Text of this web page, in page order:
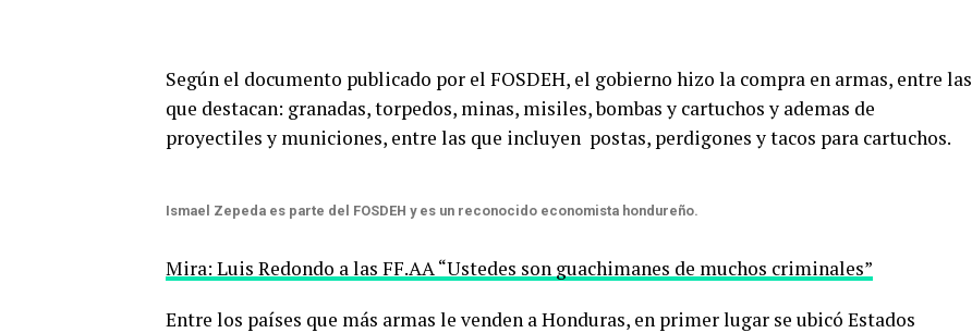
Según el documento publicado por el FOSDEH, el gobierno hizo la compra en armas, entre las
que destacan: granadas, torpedos, minas, misiles, bombas y cartuchos y ademas de
proyectiles y municiones, entre las que incluyen postas, perdigones y tacos para cartuchos.
Ismael Zepeda es parte del FOSDEH y es un reconocido economista hondureño.
Mira: Luis Redondo a las FF.AA “Ustedes son guachimanes de muchos criminales”
Entre los países que más armas le venden a Honduras, en primer lugar se ubicó Estados